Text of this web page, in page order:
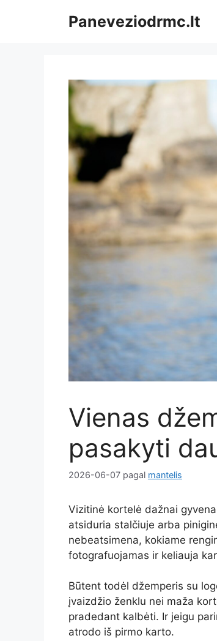
Paneveziodrmc.lt
Vienas
pasakyti
2026-06-07 pagal mantelis
Vizitinė kortelė dažnai
atsiduria stalčiuje arba
nebeatsimena, kokiame
fotografuojamas ir keliauja
Būtent todėl džemperis su
įvaizdžio ženklu nei maža
pradedant kalbėti. Ir jeigu
atrodo iš pirmo karto.